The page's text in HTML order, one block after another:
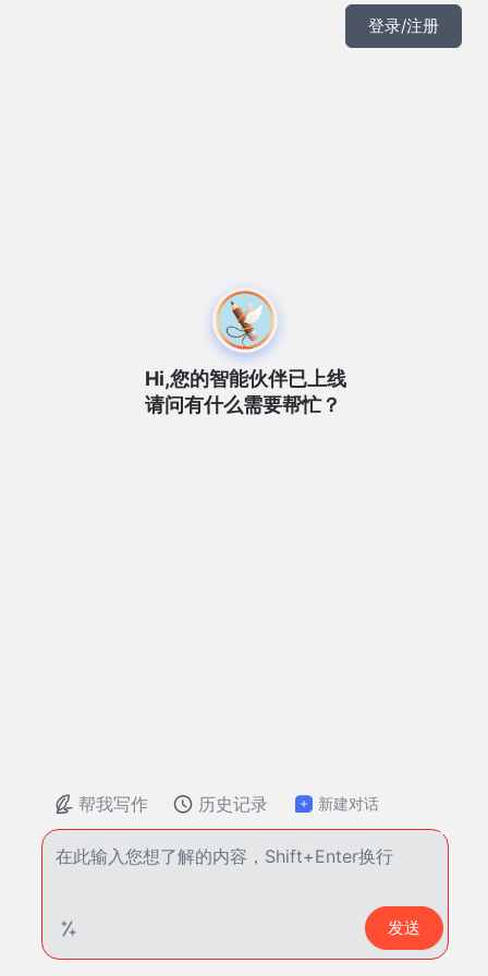
登录/注册
Hi,您的智能伙伴已上线
请问有什么需要帮忙？
帮我写作 历史记录 新建对话
发送